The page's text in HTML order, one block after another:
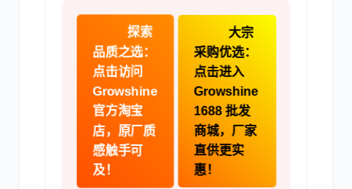
卡尔玛 杰西博
大宇 丰田
探索
品质之选：
点击访问
Growshine
官方淘宝
店，原厂质
感触手可
及！
大宗
采购优选：
点击进入
Growshine
1688 批发
商城，厂家
直供更实
惠！